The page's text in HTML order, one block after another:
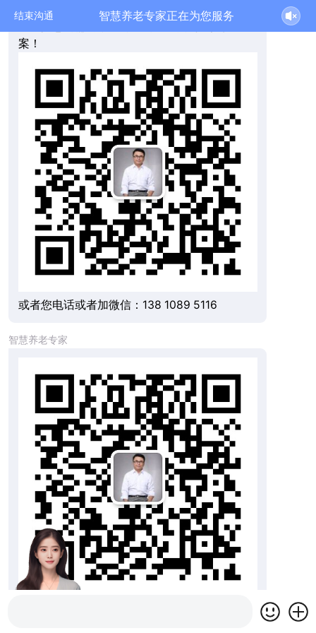
结束沟通 智慧养老专家正在为您服务
8、适老化改造、地产旅居养老等等
我根据您的需要，发对应的详细资料和报价方
案！
或者您电话或者加微信：138 1089 5116
智慧养老专家